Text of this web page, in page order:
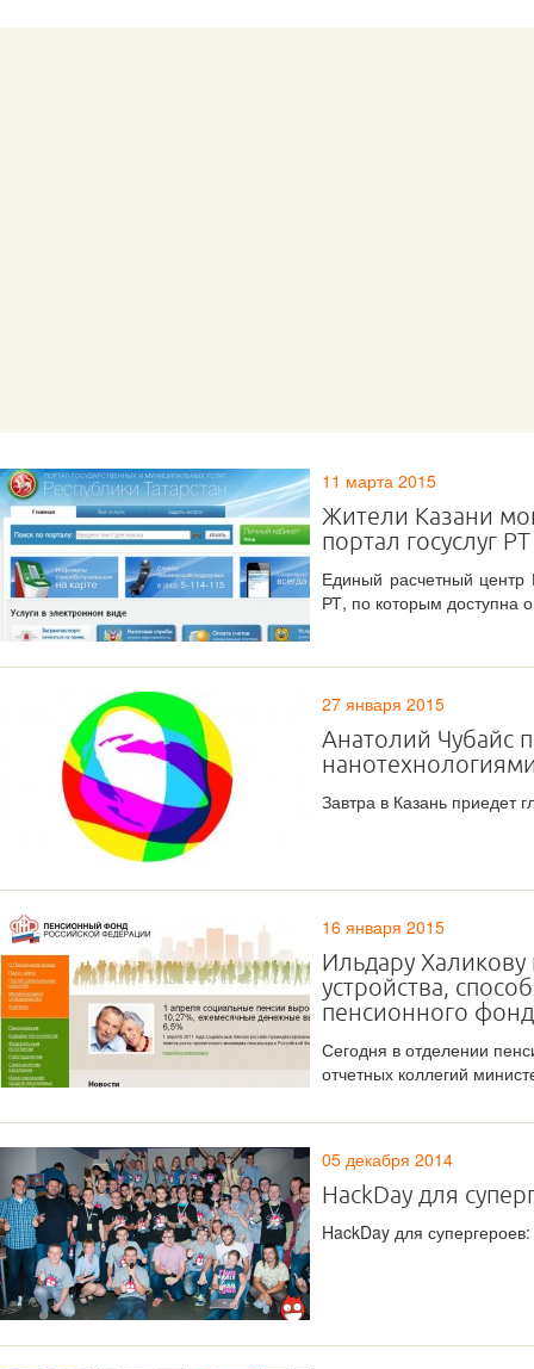
11 марта 2015
Жители Казани
портал госуслуг
Единый расчетный
РТ, по которым доступна
27 января 2015
Анатолий Чубайс
Завтра в Казань приедет
16 января 2015
Ильдару
устройства,
пенсионного
Сегодня в отделении
отчетных коллегий
05 декабря 2014
HackDay для
HackDay для